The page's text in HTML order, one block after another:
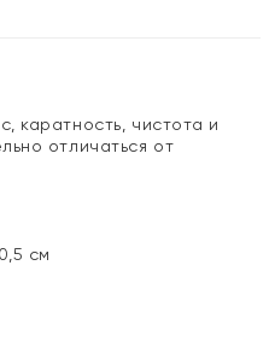
каратность, чистота и
отличаться от
см